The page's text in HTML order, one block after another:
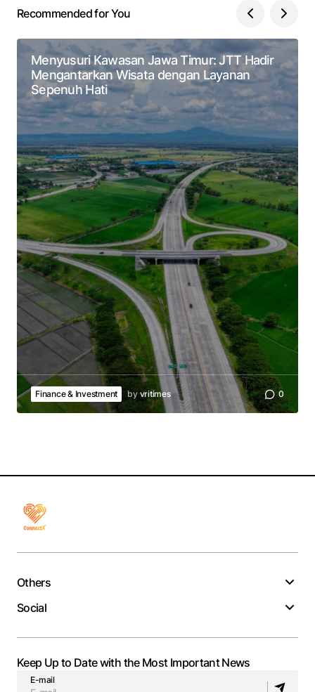
Recommended for You
Menyusuri Kawasan Jawa Timur: JTT Hadir
Mengantarkan Wisata dengan Layanan
Sepenuh Hati
Finance & Investment by vritimes 0
Others
Social
Keep Up to Date with the Most Important News
E-mail